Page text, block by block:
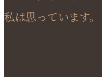
私は思っています。